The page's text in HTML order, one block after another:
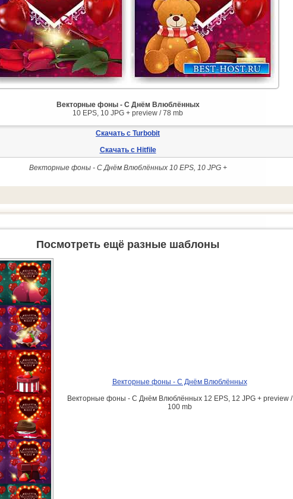
Векторные фоны - С Днём Влюблённых
10 EPS, 10 JPG + preview / 78 mb
Скачать с Turbobit
Скачать с Hitfile
Векторные фоны - С Днём Влюблённых 10 EPS, 10 JPG +
Посмотреть ещё разные шаблоны
Векторные фоны - С Днём Влюблённых
Векторные фоны - С Днём Влюблённых 12 EPS, 12 JPG + preview /
100 mb